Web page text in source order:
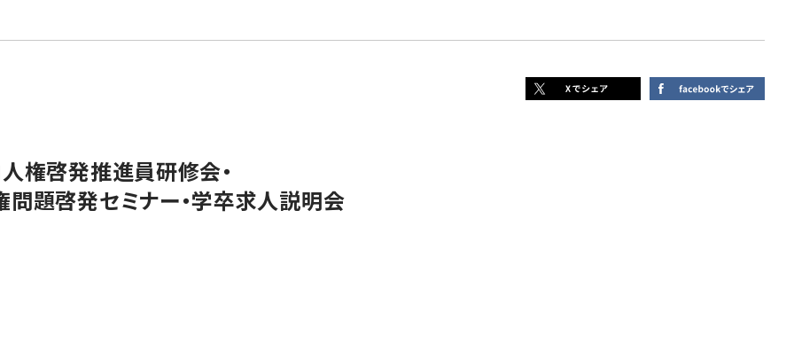
権啓発推進員研修会・
題啓発セミナー・学卒求人説明会